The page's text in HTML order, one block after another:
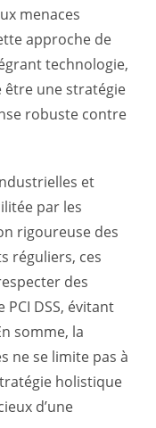
menaces
approche de
technologie,
être une stratégie
robuste contre
et
par les
rigoureuse des
réguliers, ces
des
PCI DSS, évitant
somme, la
ne se limite pas à
holistique
d’une